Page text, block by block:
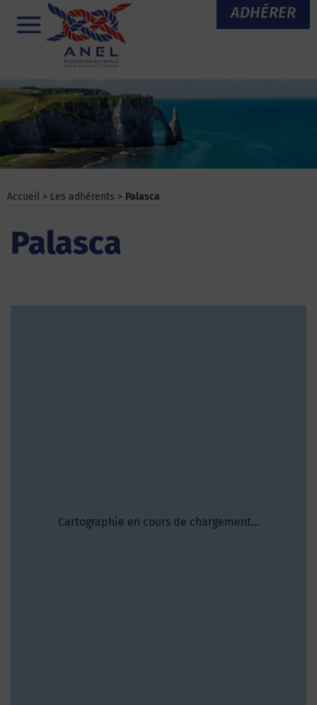
ADHÉRER
Menu
Accueil > Les adhérents > Palasca
Palasca
Cartographie en cours de chargement...